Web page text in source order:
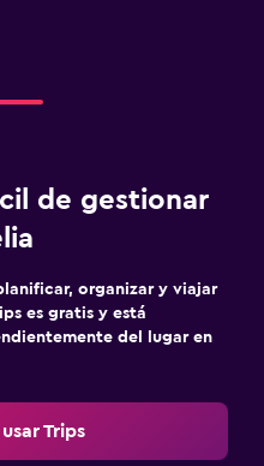
de gestionar
organizar y viajar
es gratis y está
del lugar en
Trips